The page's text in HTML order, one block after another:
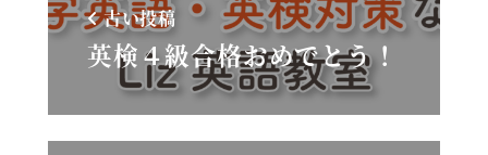
古い投稿
英検４級合格おめでとう！